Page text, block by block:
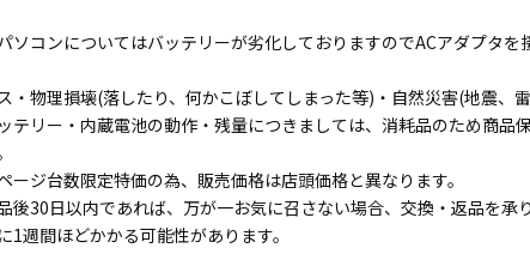
ソコンについてはバッテリーが劣化しておりますのでACアダプタを
・物理損壊(落したり、何かこぼしてしまった等)・自然災害(地震、
テリー・内蔵電池の動作・残量につきましては、消耗品のため商品
ージ台数限定特価の為、販売価格は店頭価格と異なります。
後30日以内であれば、万が一お気に召さない場合、交換・返品を承
1週間ほどかかる可能性があります。